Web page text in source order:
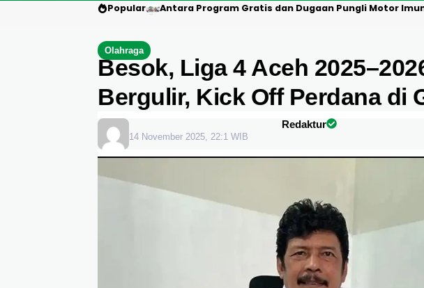
Popular Antara Program Gratis dan Dugaan Pungli Motor
Olahraga
Besok, Liga 4 Aceh
Bergulir, Kick Off Perdana di
Redaktur
14 November 2025, 22:1 WIB